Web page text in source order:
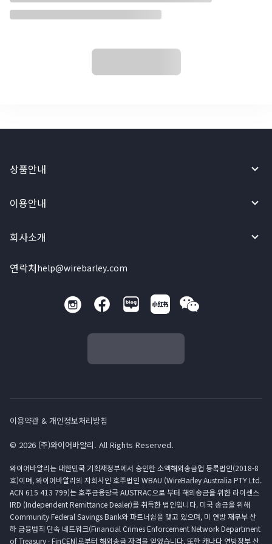
상품안내
이용안내
회사소개
연락처help@wirebarley.com
이용약관 & 개인정보처리방침
© 2026 (주)와이어바알리. All Rights Reserved.
와이어바알리는 대한민국 기획재정부에서 승인한 소액해외송금업 등록법인(2018-8
호)이며, 와이어바알리의 자회사인 호주법인 WBAU (WireBarley Australia PTY Ltd.
ACN 615 413 799)는 호주금융당국 AUSTRAC으로 부터 해외송금을 위한 라이센스
IRD (Independent Remittance Dealer)를 취득한 법인입니다. 미국 송금을 위해
Community Federal Savings Bank와 파트너쉽을 맺고 있으며, 미 연방 재무부 산
하 금융범죄 단속 네트워크(Financial Crimes Enforcement Network Department
of Treasury · FinCEN)로부터 해외송금 자격을 얻었습니다. 또한 캐나다 연방정부 산